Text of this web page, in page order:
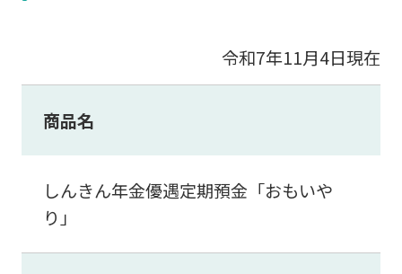
令和7年11月4日現在
商品名
しんきん年金優遇定期預金「おもいや
り」